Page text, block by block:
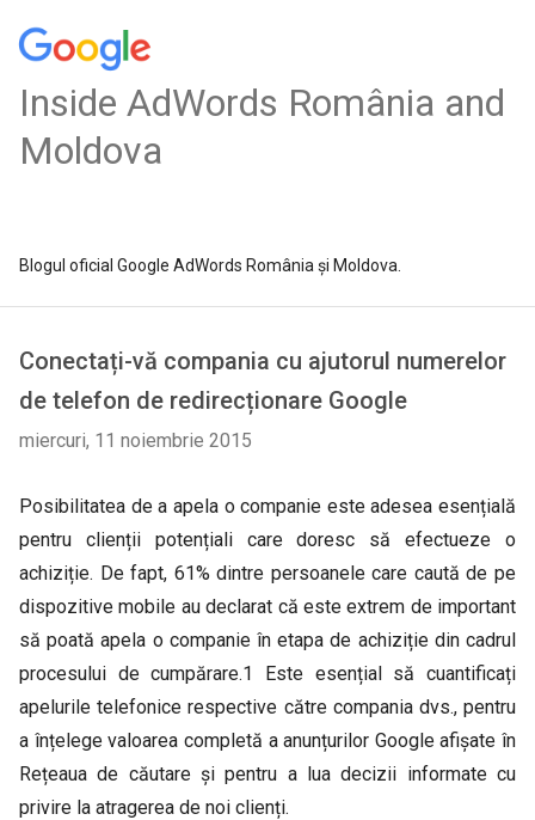
Inside AdWords România and
Moldova
Blogul oficial Google AdWords România și Moldova.
Conectați-vă compania cu ajutorul numerelor
de telefon de redirecționare Google
miercuri, 11 noiembrie 2015
Posibilitatea de a apela o companie este adesea esențială
pentru clienții potențiali care doresc să efectueze o
achiziție. De fapt, 61% dintre persoanele care caută de pe
dispozitive mobile au declarat că este extrem de important
să poată apela o companie în etapa de achiziție din cadrul
procesului de cumpărare.1 Este esențial să cuantificați
apelurile telefonice respective către compania dvs., pentru
a înțelege valoarea completă a anunțurilor Google afișate în
Rețeaua de căutare și pentru a lua decizii informate cu
privire la atragerea de noi clienți.